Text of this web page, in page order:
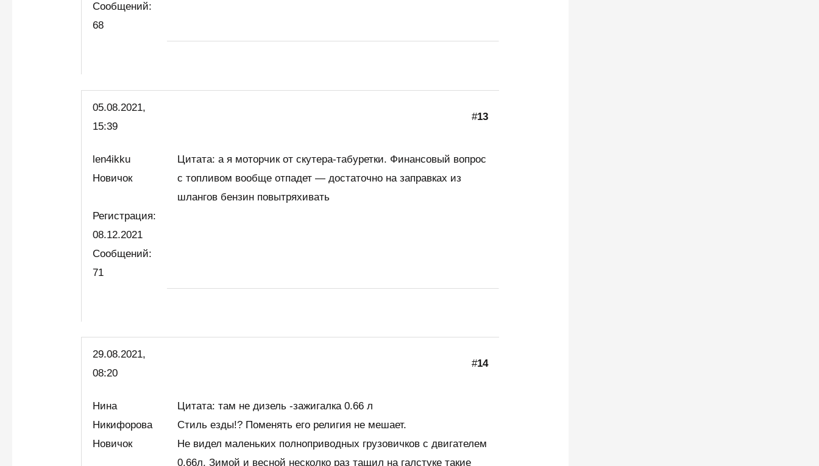
Сообщений:
68
05.08.2021,
15:39
#13
len4ikku
Новичок
Регистрация:
08.12.2021
Сообщений:
71
Цитата: а я моторчик от скутера-табуретки. Финансовый вопрос
с топливом вообще отпадет — достаточно на заправках из
шлангов бензин повытряхивать
29.08.2021,
08:20
#14
Нина
Никифорова
Новичок
Цитата: там не дизель -зажигалка 0.66 л
Стиль езды!? Поменять его религия не мешает.
Не видел маленьких полноприводных грузовичков с двигателем
0.66л. Зимой и весной несколко раз тащил на галстуке такие